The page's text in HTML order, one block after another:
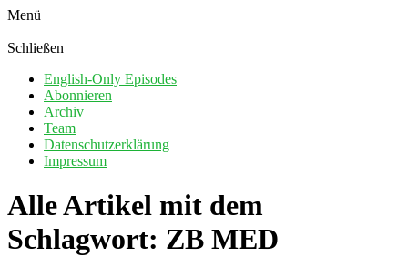
Menü
Schließen
English-Only Episodes
Abonnieren
Archiv
Team
Datenschutzerklärung
Impressum
Alle Artikel mit dem
Schlagwort: ZB MED